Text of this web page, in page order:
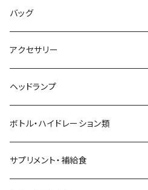
ALTRA
aroma vera
AZUMA BAG
BANANA GO
Beruf Baggage
バッグ
バックパック
ショルダーバッグ
トートバッグ
2WAYバッグ/3WAYバッグ
アクセサリー
サングラス
てぬぐい
財布
ヘッドランプ
ボトル・ハイドレーション類
サプリメント・補給食